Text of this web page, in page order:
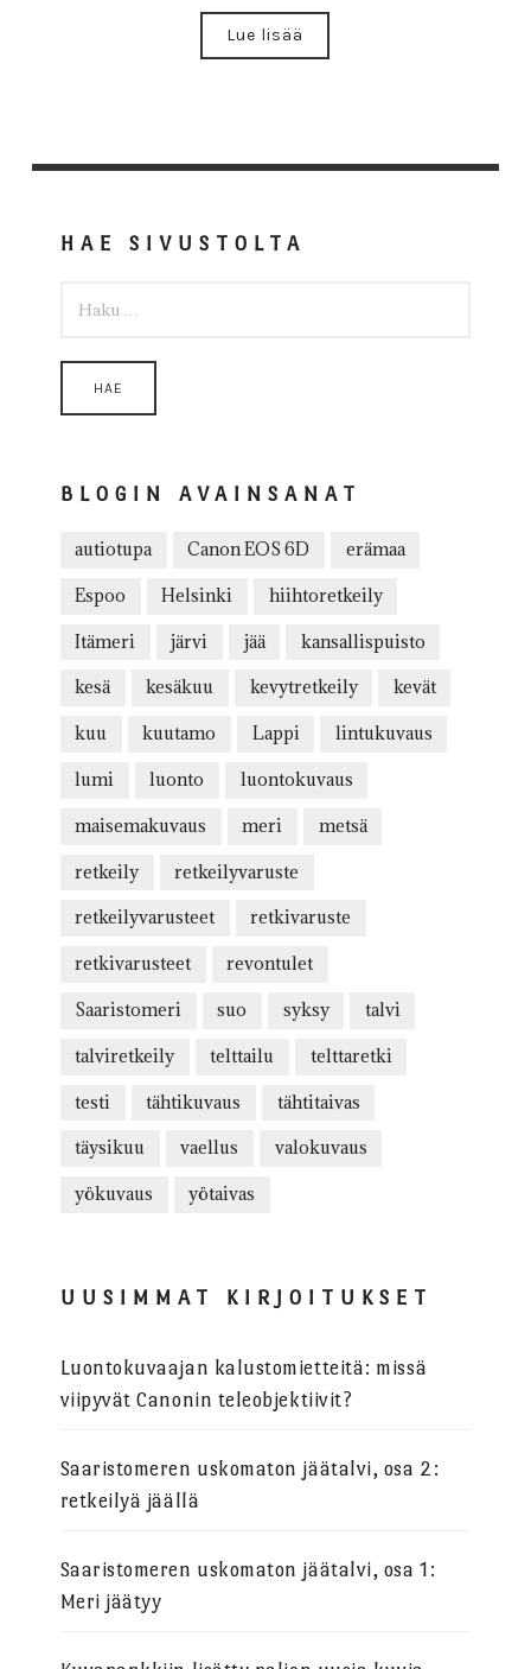
Lue lisää
HAE SIVUSTOLTA
BLOGIN AVAINSANAT
autiotupa Canon EOS 6D erämaa
Espoo Helsinki hiihtoretkeily
Itämeri järvi jää kansallispuisto
kesä kesäkuu kevytretkeily kevät
kuu kuutamo Lappi lintukuvaus
lumi luonto luontokuvaus
maisemakuvaus meri metsä
retkeily retkeilyvaruste
retkeilyvarusteet retkivaruste
retkivarusteet revontulet
Saaristomeri suo syksy talvi
talviretkeily telttailu telttaretki
testi tähtikuvaus tähtitaivas
täysikuu vaellus valokuvaus
yökuvaus yötaivas
UUSIMMAT KIRJOITUKSET
Luontokuvaajan kalustomietteitä: missä
viipyvät Canonin teleobjektiivit?
Saaristomeren uskomaton jäätalvi, osa 2:
retkeilyä jäällä
Saaristomeren uskomaton jäätalvi, osa 1:
Meri jäätyy